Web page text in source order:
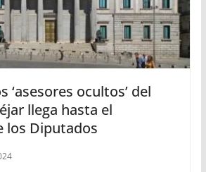
‘asesores ocultos’ del
llega hasta el
los Diputados